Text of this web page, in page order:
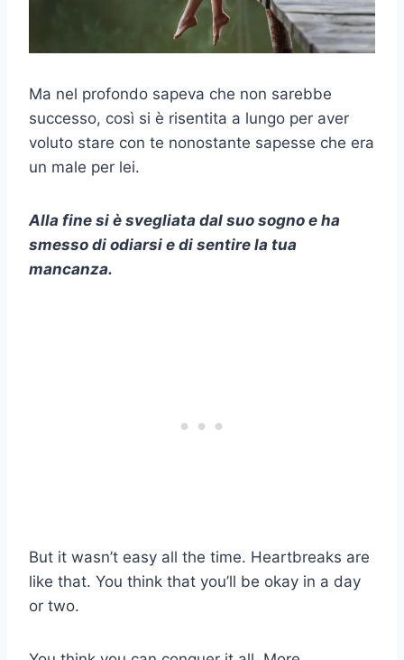
Ma nel profondo sapeva che non sarebbe
successo, così si è risentita a lungo per aver
voluto stare con te nonostante sapesse che era
un male per lei.
Alla fine si è svegliata dal suo sogno e ha
smesso di odiarsi e di sentire la tua
mancanza.
But it wasn’t easy all the time. Heartbreaks are
like that. You think that you’ll be okay in a day
or two.